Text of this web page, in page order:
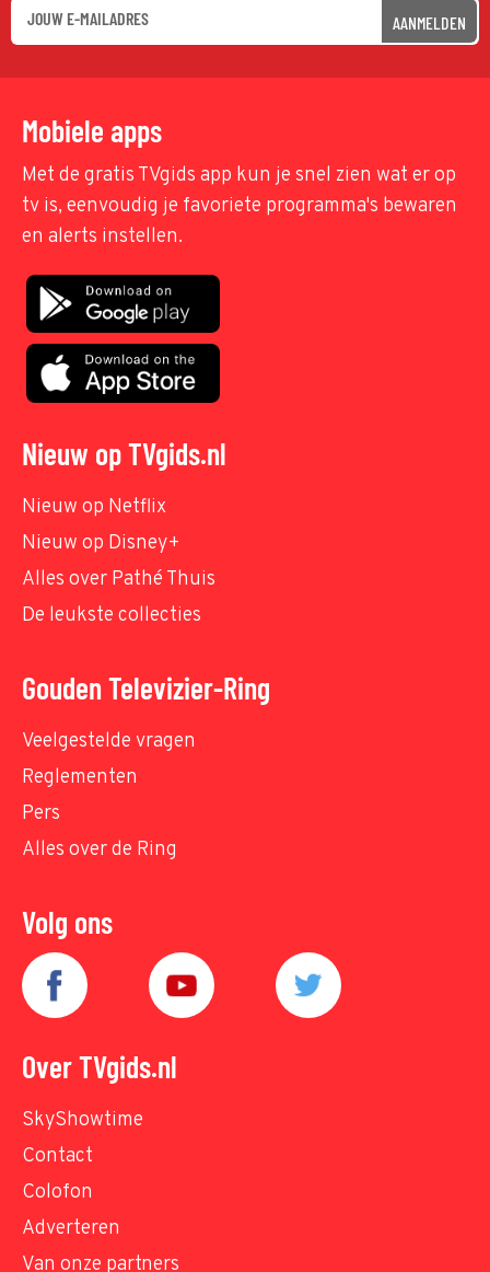
AANMELDEN
Mobiele apps
Met de gratis TVgids app kun je snel zien wat er op
tv is, eenvoudig je favoriete programma's bewaren
en alerts instellen.
Nieuw op TVgids.nl
Nieuw op Netflix
Nieuw op Disney+
Alles over Pathé Thuis
De leukste collecties
Gouden Televizier-Ring
Veelgestelde vragen
Reglementen
Pers
Alles over de Ring
Volg ons
Over TVgids.nl
SkyShowtime
Contact
Colofon
Adverteren
Van onze partners